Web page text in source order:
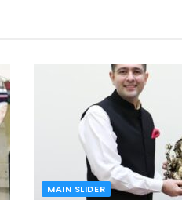
MAIN SLIDER